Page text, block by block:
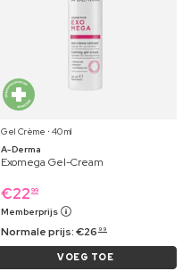
Gel Crème ⋅ 40 ml
A-Derma
Exomega Gel-Cream
€22 99
Memberprijs
Normale prijs:€26 99
VOEG TOE